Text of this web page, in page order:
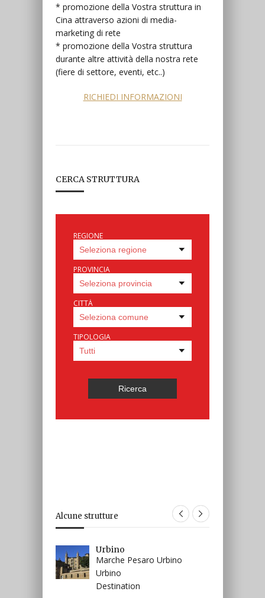
* promozione della Vostra struttura in
Cina attraverso azioni di media-
marketing di rete
* promozione della Vostra struttura
durante altre attività della nostra rete
(fiere di settore, eventi, etc..)
RICHIEDI INFORMAZIONI
CERCA STRUTTURA
REGIONE
PROVINCIA
CITTÀ
TIPOLOGIA
Alcune strutture
Peggy Guggenheim
Veneto Venezia Venezia
Musei e Luoghi D'arte
Urbino
Marche Pesaro Urbino
Urbino
Destination